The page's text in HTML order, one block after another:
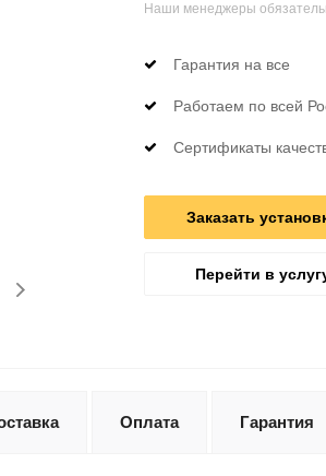
Наши менеджеры
Гарантия на все
Работаем по всей
Сертификаты
Заказать
Перейти в
Оплата Гарантия